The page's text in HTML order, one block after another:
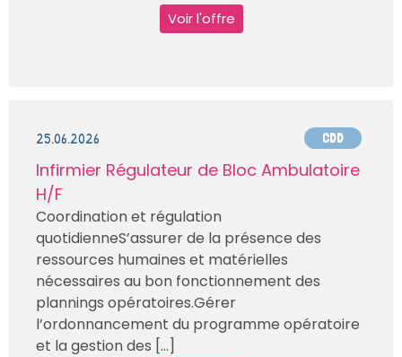
Voir l'offre
25.06.2026 CDD
Infirmier Régulateur de Bloc Ambulatoire
H/F
Coordination et régulation
quotidienneS’assurer de la présence des
ressources humaines et matérielles
nécessaires au bon fonctionnement des
plannings opératoires.Gérer
l’ordonnancement du programme opératoire
et la gestion des [...]